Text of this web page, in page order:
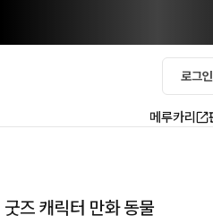
로그
메루카리
즈 캐릭터 만화 동물